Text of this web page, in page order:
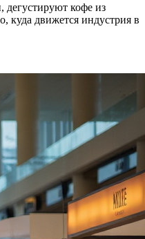
дегустируют кофе из
куда движется индустрия в